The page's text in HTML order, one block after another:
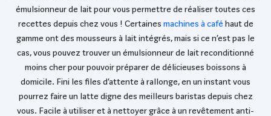
émulsionneur de lait pour vous permettre de réaliser toutes ces
recettes depuis chez vous ! Certaines machines à café haut de
gamme ont des mousseurs à lait intégrés, mais si ce n’est pas le
cas, vous pouvez trouver un émulsionneur de lait reconditionné
moins cher pour pouvoir préparer de délicieuses boissons à
domicile. Fini les files d’attente à rallonge, en un instant vous
pourrez faire un latte digne des meilleurs baristas depuis chez
vous. Facile à utiliser et à nettoyer grâce à un revêtement anti-